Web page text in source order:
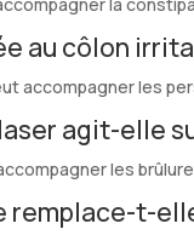
au côlon
accompagner les
agit-elle
les
remplace-t-